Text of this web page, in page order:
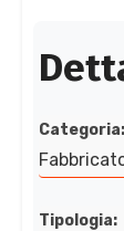
Categoria:
Tipologia: